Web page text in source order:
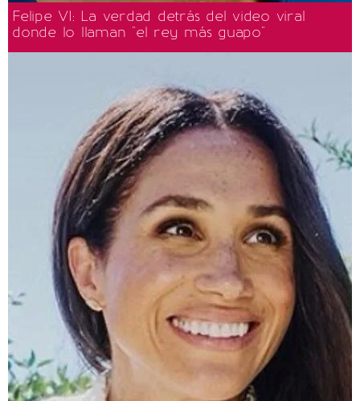
Felipe VI: La verdad detrás del video viral
donde lo llaman "el rey más guapo"